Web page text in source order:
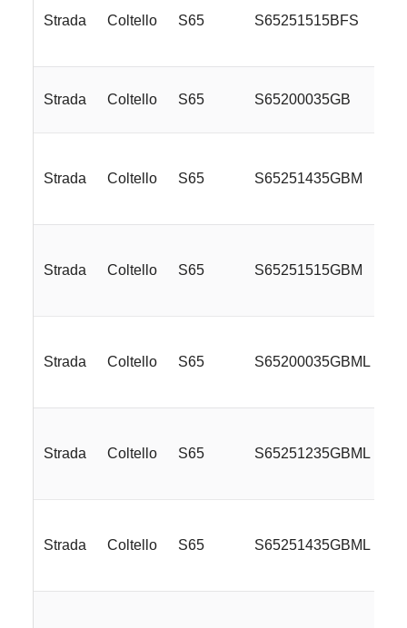
Strada Coltello S65 S65251515BFS
Strada Coltello S65 S65200035GB
Strada Coltello S65 S65251435GBM
Strada Coltello S65 S65251515GBM
Strada Coltello S65 S65200035GBML
Strada Coltello S65 S65251235GBML
Strada Coltello S65 S65251435GBML